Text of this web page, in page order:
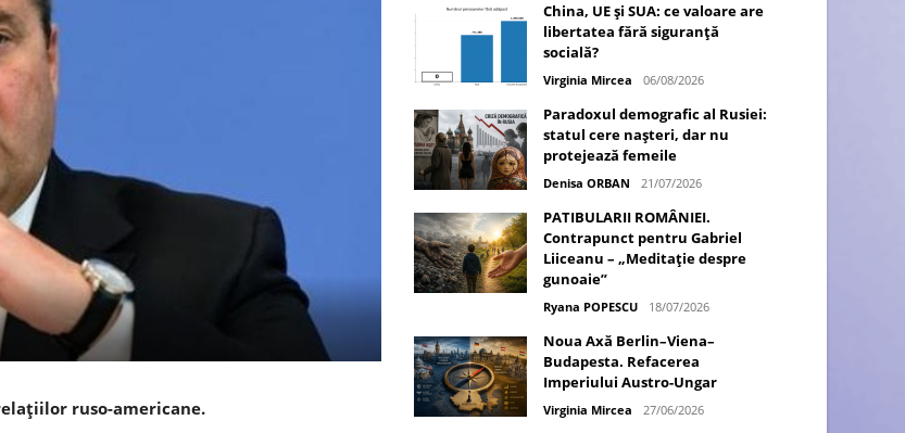
ruso-americane.
China, UE și SUA: ce valoare are
libertatea fără siguranță
socială?
Virginia Mircea 06/08/2026
Paradoxul demografic al Rusiei:
statul cere nașteri, dar nu
protejează femeile
Denisa ORBAN 21/07/2026
PATIBULARII ROMÂNIEI.
Contrapunct pentru Gabriel
Liiceanu – „Meditație despre
gunoaie”
Ryana POPESCU 18/07/2026
Noua Axă Berlin–Viena–
Budapesta. Refacerea
Imperiului Austro-Ungar
Virginia Mircea 27/06/2026